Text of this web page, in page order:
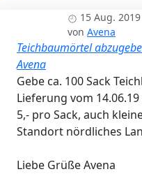
15 Aug.
von Avena
Teichbaumörtel
Avena
Gebe ca. 100 Sack
Lieferung vom
5,- pro Sack, auch
Standort nördliches
Liebe Grüße Avena